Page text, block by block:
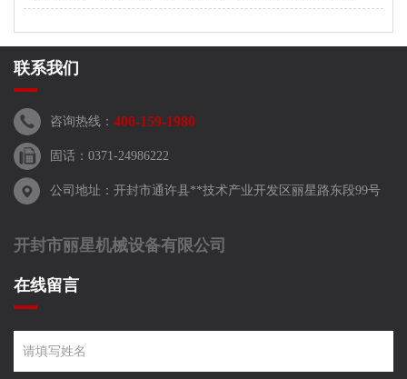
联系我们
咨询热线： 400-159-1980
固话：0371-24986222
公司地址：开封市通许县**技术产业开发区丽星路东段99号
开封市丽星机械设备有限公司
在线留言